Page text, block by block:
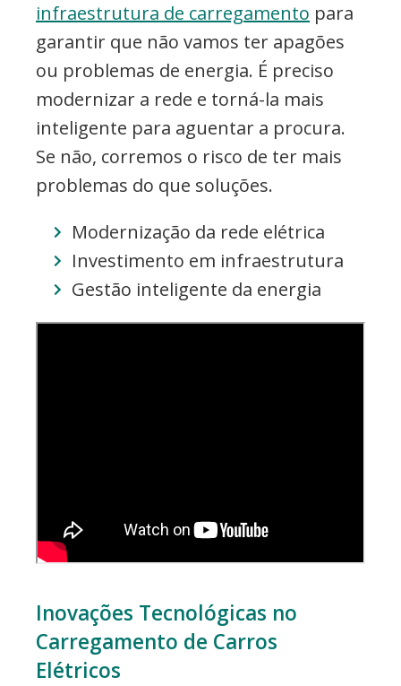
infraestrutura de carregamento para
garantir que não vamos ter apagões
ou problemas de energia. É preciso
modernizar a rede e torná-la mais
inteligente para aguentar a procura.
Se não, corremos o risco de ter mais
problemas do que soluções.
Modernização da rede elétrica
Investimento em infraestrutura
Gestão inteligente da energia
Inovações Tecnológicas no
Carregamento de Carros
Elétricos